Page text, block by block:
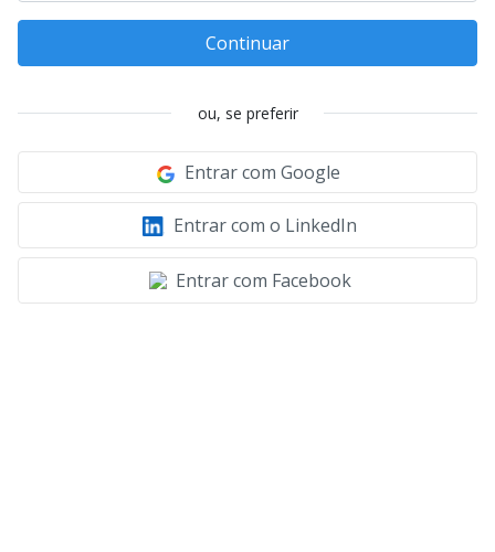
Continuar
ou, se preferir
Entrar com Google
Entrar com o LinkedIn
Entrar com Facebook